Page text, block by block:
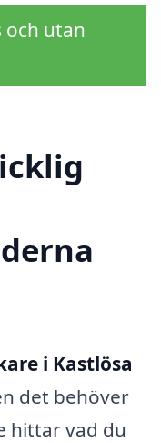
och utan
i Kastlösa
det behöver
hittar vad du